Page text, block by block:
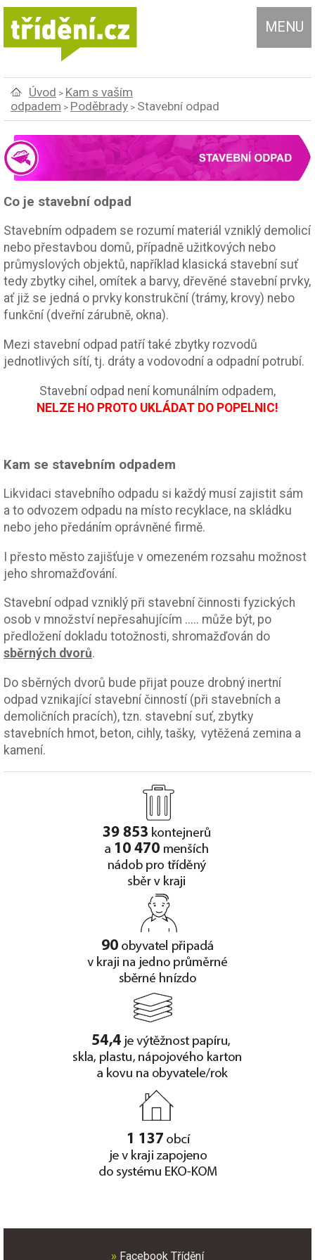
MENU
Úvod > Kam s vaším
odpadem > Poděbrady > Stavební odpad
Co je stavební odpad
Stavebním odpadem se rozumí materiál vzniklý demolicí
nebo přestavbou domů, případně užitkových nebo
průmyslových objektů, například klasická stavební suť
tedy zbytky cihel, omítek a barvy, dřevěné stavební prvky,
ať již se jedná o prvky konstrukční (trámy, krovy) nebo
funkční (dveřní zárubně, okna).
Mezi stavební odpad patří také zbytky rozvodů
jednotlivých sítí, tj. dráty a vodovodní a odpadní potrubí.
Stavební odpad není komunálním odpadem,
NELZE HO PROTO UKLÁDAT DO POPELNIC!
Kam se stavebním odpadem
Likvidaci stavebního odpadu si každý musí zajistit sám
a to odvozem odpadu na místo recyklace, na skládku
nebo jeho předáním oprávněné firmě.
I přesto město zajišťuje v omezeném rozsahu možnost
jeho shromažďování.
Stavební odpad vzniklý při stavební činnosti fyzických
osob v množství nepřesahujícím ..... může být, po
předložení dokladu totožnosti, shromažďován do
sběrných dvorů.
Do sběrných dvorů bude přijat pouze drobný inertní
odpad vznikající stavební činností (při stavebních a
demoličních pracích), tzn. stavební suť, zbytky
stavebních hmot, beton, cihly, tašky, vytěžená zemina a
kamení.
» Facebook Třídění